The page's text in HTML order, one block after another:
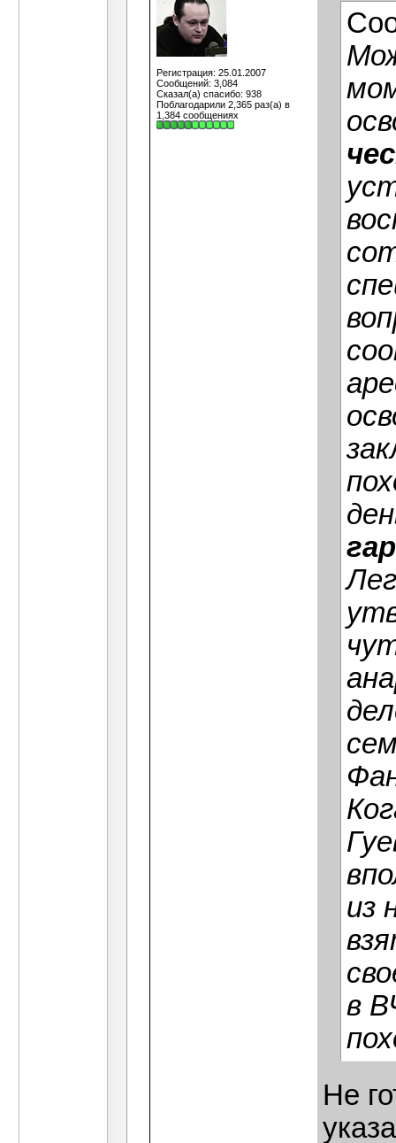
Регистрация: 25.01.2007
Сообщений: 3,084
Сказал(а) спасибо: 938
Поблагодарили 2,365 раз(а) в
1,384 сообщениях
из
в
Не